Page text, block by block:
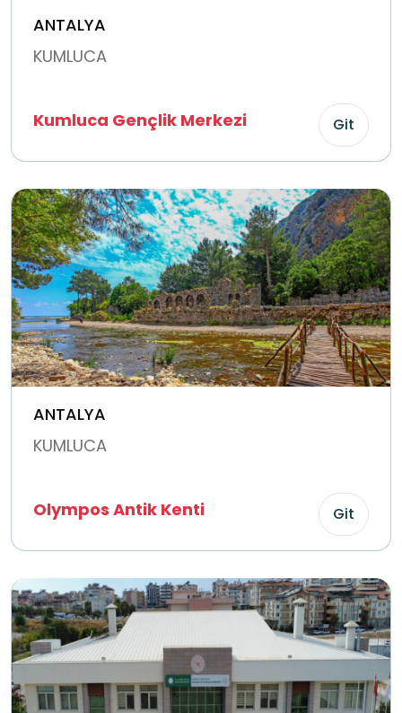
ANTALYA
KUMLUCA
Kumluca Gençlik Merkezi Git
ANTALYA
KUMLUCA
Olympos Antik Kenti Git